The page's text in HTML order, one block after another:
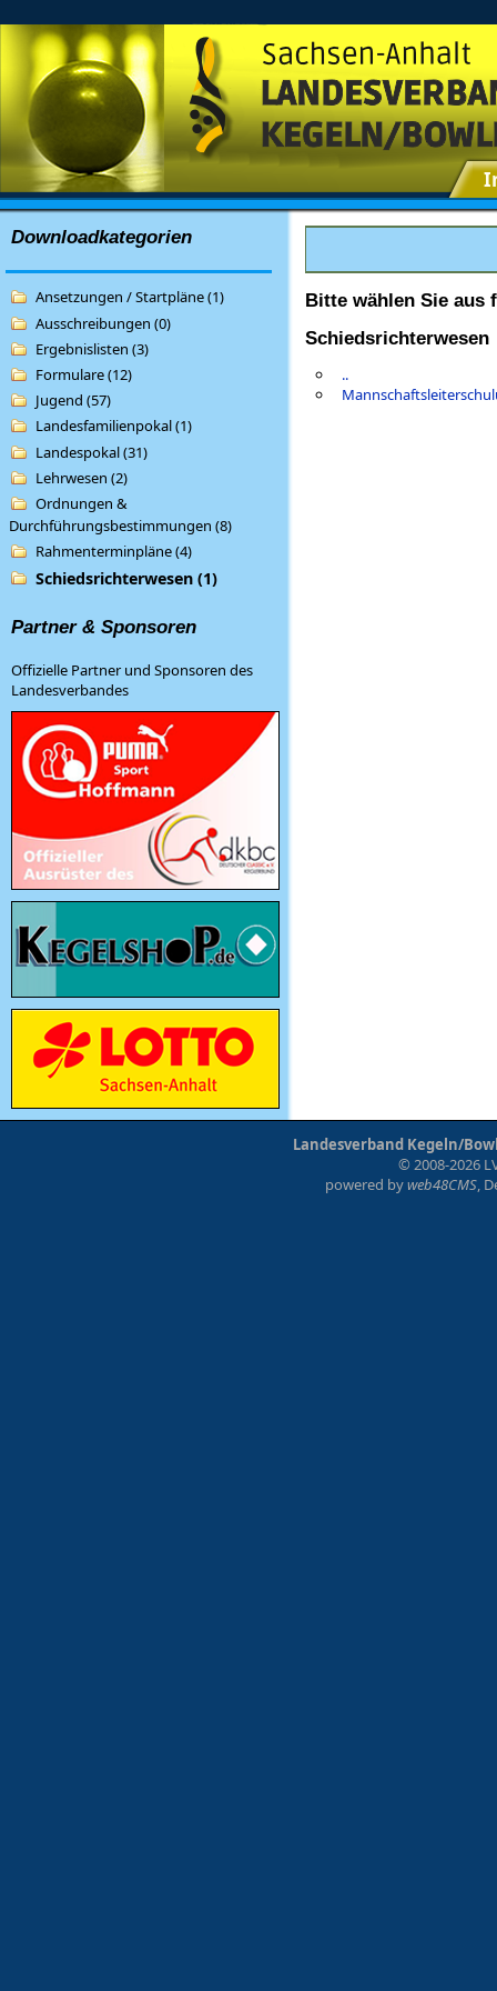
Bitte wählen Sie aus
Schiedsrichterwesen
..
Downloadkategorien
Ansetzungen / Startpläne (1)
Ausschreibungen (0)
Ergebnislisten (3)
Formulare (12)
Jugend (57)
Landesfamilienpokal (1)
Landespokal (31)
Lehrwesen (2)
Ordnungen &
Durchführungsbestimmungen (8)
Rahmenterminpläne (4)
Schiedsrichterwesen (1)
Partner & Sponsoren
Offizielle Partner und Sponsoren des
Landesverbandes
Landesverband Kegeln/
© 2008-2026
powered byweb48CMS ,